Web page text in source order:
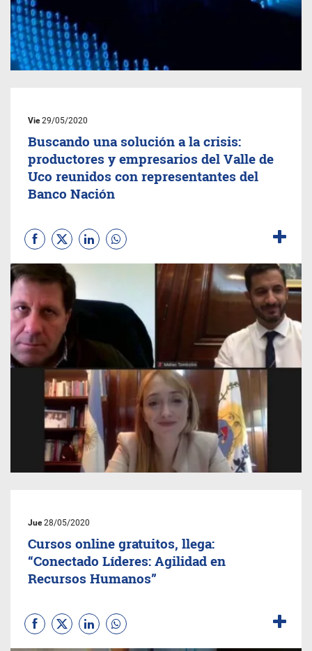
Vie29/05/2020
Buscando una solución a la crisis:
productores y empresarios del Valle de
Uco reunidos con representantes del
Banco Nación
Jue28/05/2020
Cursos online gratuitos, llega:
“Conectado Líderes: Agilidad en
Recursos Humanos”